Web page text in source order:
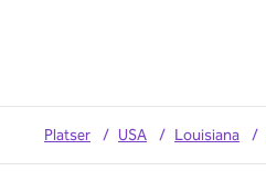
Platser / USA / Louisiana /